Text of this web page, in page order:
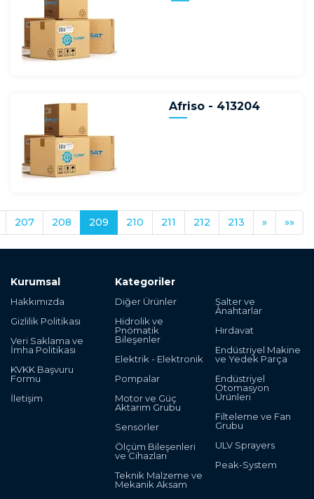
Afriso - 413204
207 208 209 210 211 212 213 » »»
Kurumsal
Hakkımızda
Gizlilik Politikası
Veri Saklama ve
İmha Politikası
KVKK Başvuru
Formu
İletişim
Kategoriler
Diğer Ürünler
Hidrolik ve
Pnömatik
Bileşenler
Elektrik - Elektronik
Pompalar
Motor ve Güç
Aktarım Grubu
Sensörler
Ölçüm Bileşenleri
ve Cihazları
Teknik Malzeme ve
Mekanik Aksam
Şalter ve
Anahtarlar
Hırdavat
Endüstriyel Makine
ve Yedek Parça
Endüstriyel
Otomasyon
Ürünleri
Filteleme ve Fan
Grubu
ULV Sprayers
Peak-System